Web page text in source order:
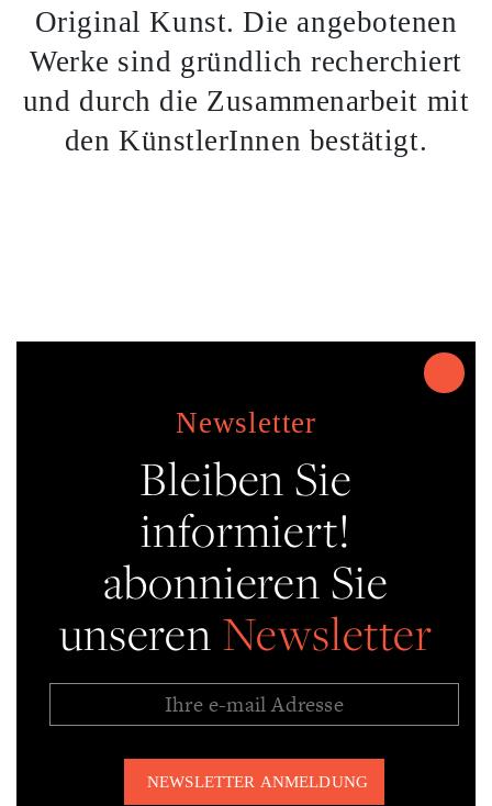
Original Kunst. Die angebotenen
Werke sind gründlich recherchiert
und durch die Zusammenarbeit mit
den KünstlerInnen bestätigt.
Newsletter
Bleiben Sie
informiert!
abonnieren Sie
unseren Newsletter